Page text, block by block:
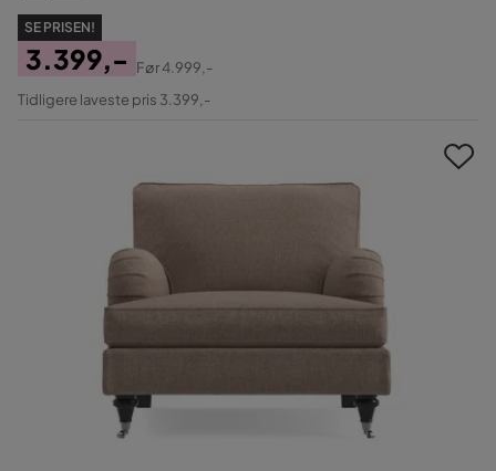
SE PRISEN!
Pris
3.399,-
Original
Før4.999,-
Tidligere laveste pris 3.399,-